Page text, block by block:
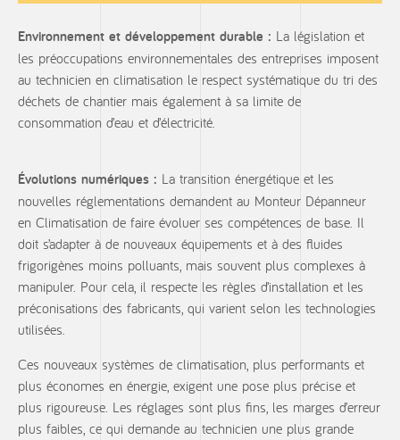
Environnement et développement durable : La législation et
les préoccupations environnementales des entreprises imposent
au technicien en climatisation le respect systématique du tri des
déchets de chantier mais également à sa limite de
consommation d’eau et d’électricité.
Évolutions numériques : La transition énergétique et les
nouvelles réglementations demandent au Monteur Dépanneur
en Climatisation de faire évoluer ses compétences de base. Il
doit s’adapter à de nouveaux équipements et à des fluides
frigorigènes moins polluants, mais souvent plus complexes à
manipuler. Pour cela, il respecte les règles d’installation et les
préconisations des fabricants, qui varient selon les technologies
utilisées.
Ces nouveaux systèmes de climatisation, plus performants et
plus économes en énergie, exigent une pose plus précise et
plus rigoureuse. Les réglages sont plus fins, les marges d’erreur
plus faibles, ce qui demande au technicien une plus grande